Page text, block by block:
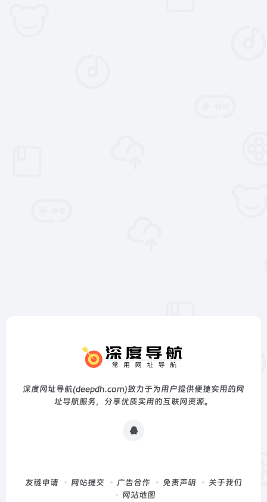
深度网址导航(deepdh.com)致力于为用户提供便捷实用的网
址导航服务，分享优质实用的互联网资源。
友链申请 网站提交 广告合作 免责声明
关于我们
网站地图